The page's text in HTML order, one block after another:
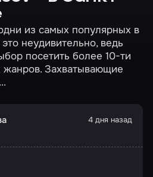
из самых популярных в
неудивительно, ведь
посетить более 10-ти
жанров. Захватывающие
4 дня назад